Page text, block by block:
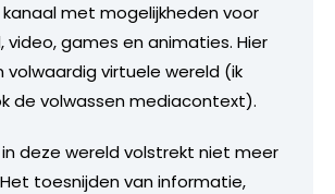
met mogelijkheden voor
video, games en animaties. Hier
virtuele wereld (ik
de volwassen mediacontext).
in deze wereld volstrekt niet meer
toesnijden van informatie,